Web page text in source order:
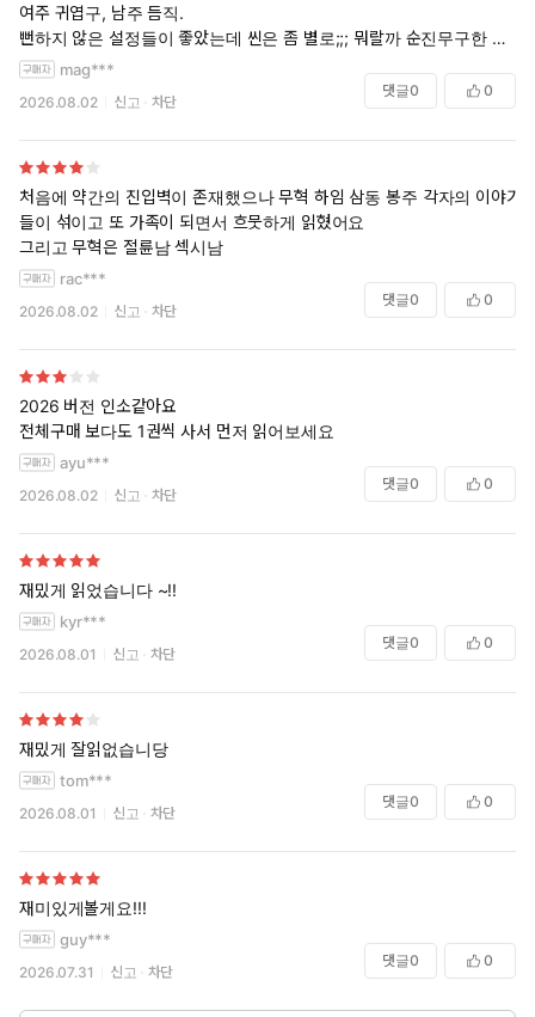
여주 귀엽구, 남주 듬직.
뻔하지 않은 설정들이 좋았는데 씬은 좀 별로;;; 뭐랄까 순진무구한 여주
에게 그렇게 노골적인 단어와 표현들은 어쩐지 배려없어 보여서
mag***
2026.08.02 신고 차단
댓글0 0
처음에 약간의 진입벽이 존재했으나 무혁 하임 삼동 봉주 각자의 이야기
들이 섞이고 또 가족이 되면서 흐뭇하게 읽혔어요
그리고 무혁은 절륜남 섹시남
rac***
2026.08.02 신고 차단
댓글0 0
2026 버전 인소같아요
전체구매 보다도 1권씩 사서 먼저 읽어보세요
ayu***
2026.08.02 신고 차단
댓글0 0
재밌게 읽었습니다 ~!!
kyr***
2026.08.01 신고 차단
댓글0 0
재밌게 잘읽없습니당
tom***
2026.08.01 신고 차단
댓글0 0
재미있게볼게요!!!
guy***
2026.07.31 신고 차단
댓글0 0